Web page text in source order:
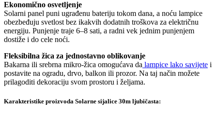
Ekonomično osvetljenje
Solarni panel puni ugrađenu bateriju tokom dana, a noću lampice
obezbeđuju svetlost bez ikakvih dodatnih troškova za električnu
energiju. Punjenje traje 6–8 sati, a radni vek jednim punjenjem
dostiže i do cele noći.
Fleksibilna žica za jednostavno oblikovanje
Bakarna ili srebrna mikro-žica omogućava da lampice lako savijete i
postavite na ogradu, drvo, balkon ili prozor. Na taj način možete
prilagoditi dekoraciju svom prostoru i željama.
Karakteristike proizvoda Solarne sijalice 30m ljubičasta: